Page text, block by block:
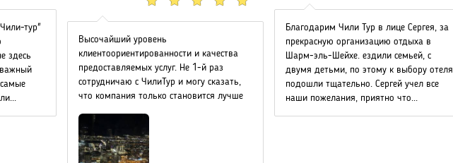
тур"
здесь
Высочайший уровень
клиентоориентированности и качества
предоставляемых услуг. Не 1-й раз
сотрудничаю с ЧилиТур и могу сказать,
что компания только становится лучше
Благодарим Чили Тур в лице Сергея, за
прекрасную организацию отдыха в
Шарм-эль-Шейхе. ездили семьей, с
двумя детьми, по этому к выбору отеля
подошли тщательно. Сергей учел все
наши пожелания, приятно что...